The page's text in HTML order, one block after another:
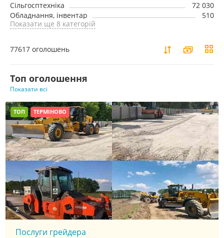
Сільгосптехніка
72 030
Обладнання, інвентар
510
Показати ще 8 категорій
77617 оголошень
Toп оголошення
Показати всі
ТОП ТЕРМІНОВО
2
Послуги грейдера